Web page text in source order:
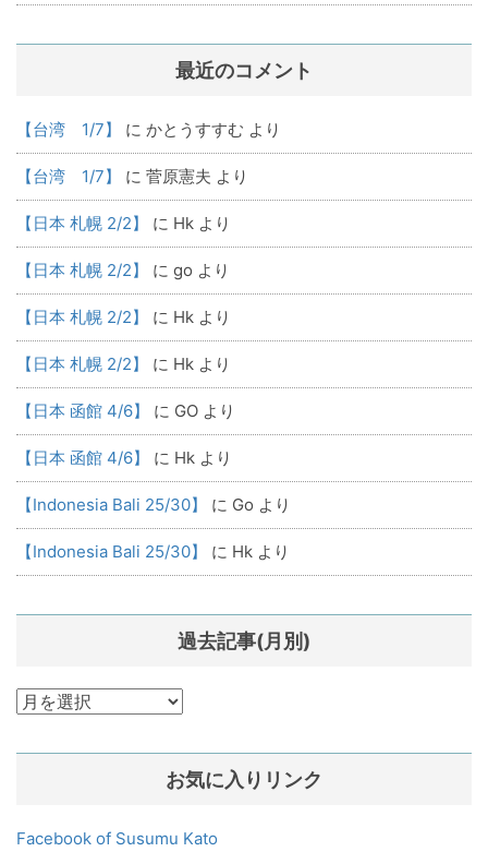
最近のコメント
【台湾 1/7】 に かとうすすむ より
【台湾 1/7】 に 菅原憲夫 より
【日本 札幌 2/2】 に Hk より
【日本 札幌 2/2】 に go より
【日本 札幌 2/2】 に Hk より
【日本 札幌 2/2】 に Hk より
【日本 函館 4/6】 に GO より
【日本 函館 4/6】 に Hk より
【Indonesia Bali 25/30】 に Go より
【Indonesia Bali 25/30】 に Hk より
過去記事(月別)
過
記
別)
お気に入りリンク
Facebook of Susumu Kato